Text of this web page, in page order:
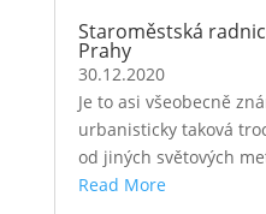
Staroměstská
Prahy
30.12.2020
Je to asi všeobecně
urbanisticky taková
od jiných světových
Read More